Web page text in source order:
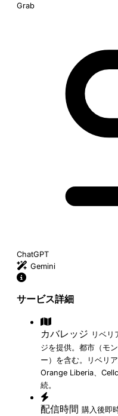
Grab
ChatGPT
Gemini
サービス詳細
カバレッジ リベリ
ジを提供。都市（モ
ー）を含む。リベリ
Orange Liberia、
続。
配信時間 購入後即